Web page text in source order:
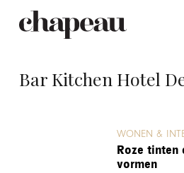
Bar Kitchen Hotel
WONEN &
Roze tinten
vormen